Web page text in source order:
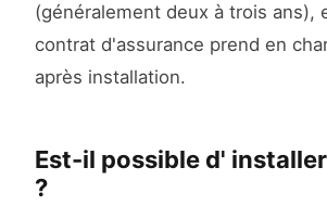
(généralement deux à trois ans),
contrat d'assurance prend en
après installation.
Est-il possible d'
?